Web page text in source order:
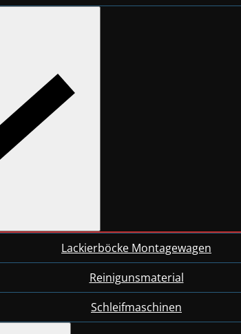
Lackierböcke Montagewagen
Reinigunsmaterial
Schleifmaschinen